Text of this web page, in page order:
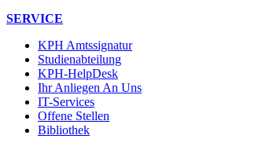
SERVICE
KPH Amtssignatur
Studienabteilung
KPH-HelpDesk
Ihr Anliegen An Uns
IT-Services
Offene Stellen
Bibliothek